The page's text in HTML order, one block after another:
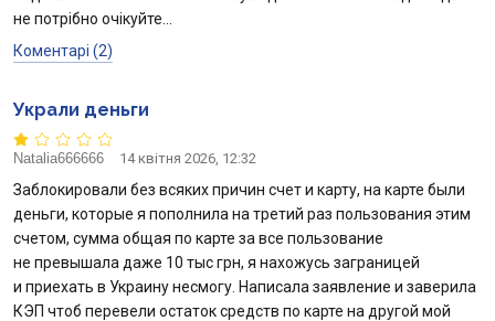
не потрібно очікуйте…
Коментарі (2)
Украли деньги
Natalia666666 14 квітня 2026, 12:32
Заблокировали без всяких причин счет и карту, на карте были
деньги, которые я пополнила на третий раз пользования этим
счетом, сумма общая по карте за все пользование
не превышала даже 10 тыс грн, я нахожусь заграницей
и приехать в Украину несмогу. Написала заявление и заверила
КЭП чтоб перевели остаток средств по карте на другой мой